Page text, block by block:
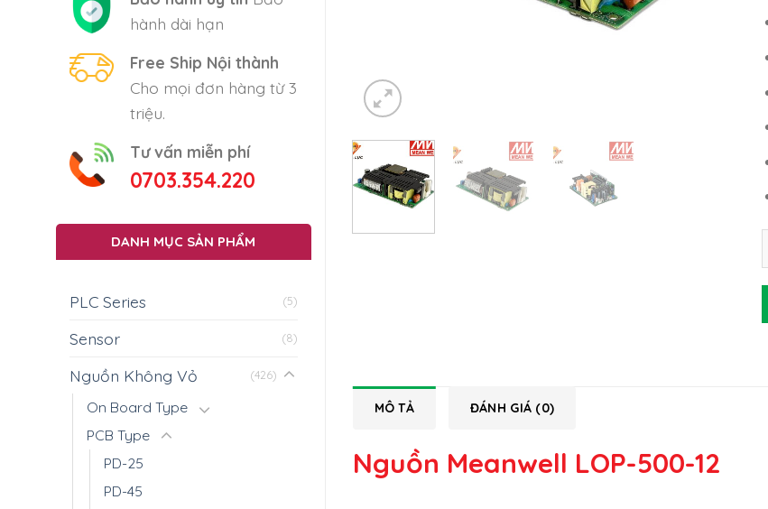
hành dài hạn
Free Ship Nội thành
Cho mọi đơn hàng từ 3
triệu.
Tư vấn miễn phí
0703.354.220
DANH MỤC SẢN PHẨM
PLC Series (5)
Sensor (8)
Nguồn Không Vỏ (426)
On Board Type
PCB Type
PD-25
PD-45
MÔ TẢ ĐÁNH GIÁ (0)
Nguồn Meanwell LOP-500-12